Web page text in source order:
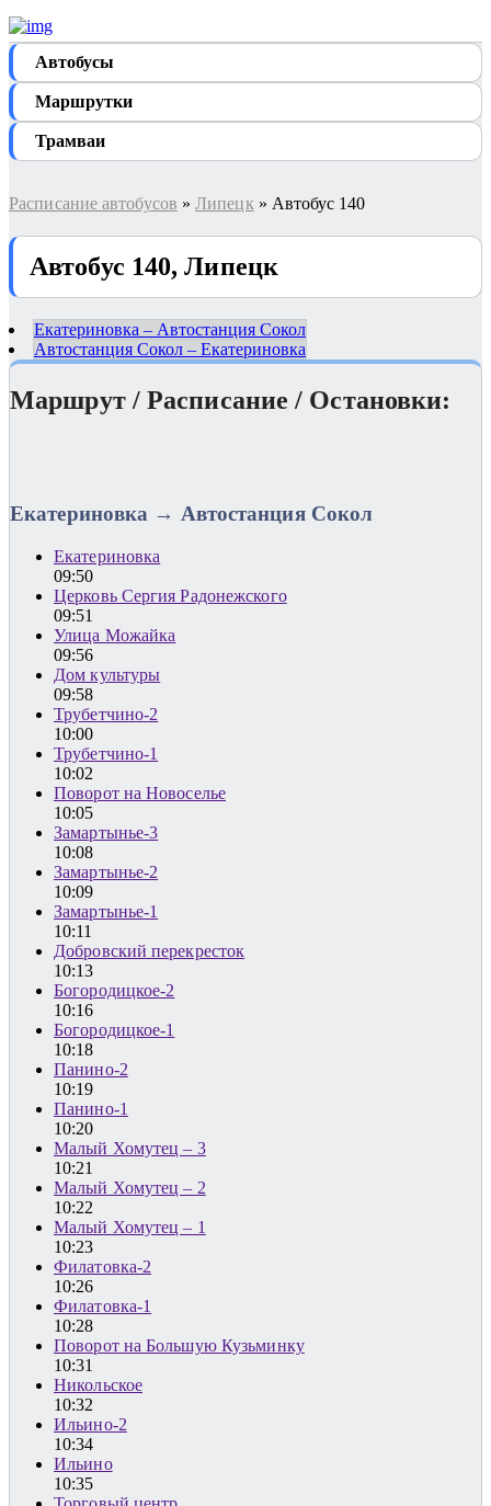
Автобуcы
Маршрутки
Трамваи
Расписание автобусов » Липецк » Автобус 140
Автобус 140, Липецк
Екатериновка – Автостанция Сокол
Автостанция Сокол – Екатериновка
Маршрут / Расписание / Остановки:
Екатериновка → Автостанция Сокол
Екатериновка
09:50
Церковь Сергия Радонежского
09:51
Улица Можайка
09:56
Дом культуры
09:58
Трубетчино-2
10:00
Трубетчино-1
10:02
Поворот на Новоселье
10:05
Замартынье-3
10:08
Замартынье-2
10:09
Замартынье-1
10:11
Добровский перекресток
10:13
Богородицкое-2
10:16
Богородицкое-1
10:18
Панино-2
10:19
Панино-1
10:20
Малый Хомутец – 3
10:21
Малый Хомутец – 2
10:22
Малый Хомутец – 1
10:23
Филатовка-2
10:26
Филатовка-1
10:28
Поворот на Большую Кузьминку
10:31
Никольское
10:32
Ильино-2
10:34
Ильино
10:35